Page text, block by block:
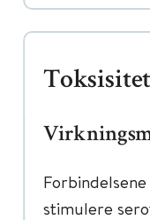
Toksisitet
stimulere